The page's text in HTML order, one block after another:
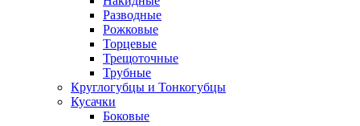
Разводные
Рожковые
Торцевые
Трещоточные
Трубные
Круглогубцы и Тонкогубцы
Кусачки
Боковые